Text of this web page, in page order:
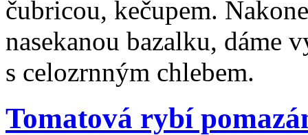
čubricou, kečupem.
nasekanou bazalku, dáme
s celozrnným chlebem.
Tomatová rybí